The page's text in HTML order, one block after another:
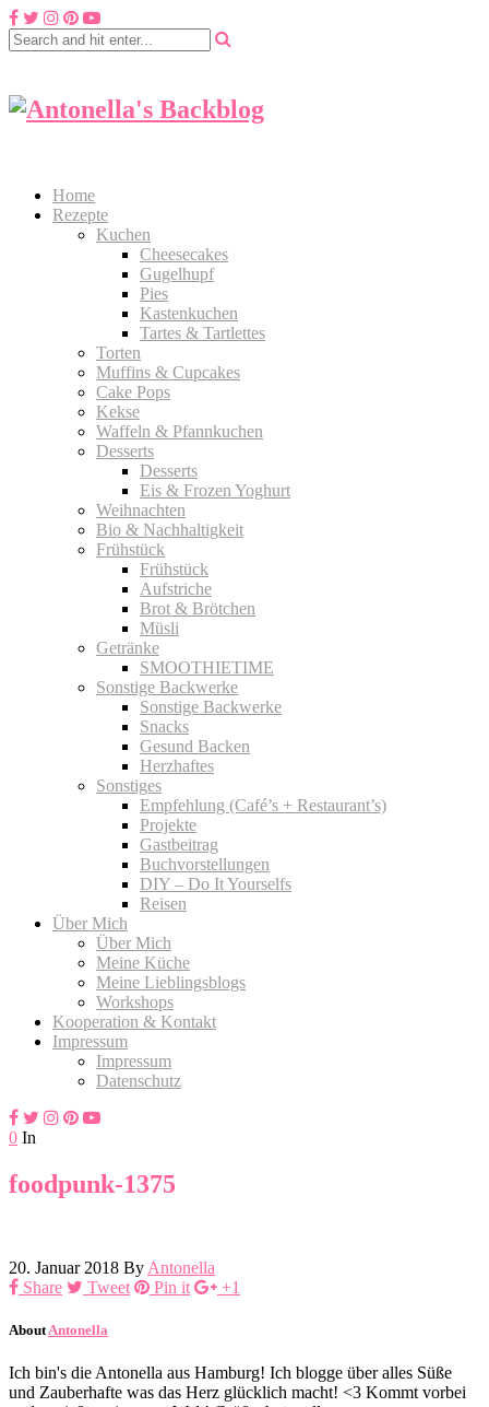
Home
Rezepte
Kuchen
Cheesecakes
Gugelhupf
Pies
Kastenkuchen
Tartes & Tartlettes
Torten
Muffins & Cupcakes
Cake Pops
Kekse
Waffeln & Pfannkuchen
Desserts
Desserts
Eis & Frozen Yoghurt
Weihnachten
Bio & Nachhaltigkeit
Frühstück
Frühstück
Aufstriche
Brot & Brötchen
Müsli
Getränke
SMOOTHIETIME
Sonstige Backwerke
Sonstige Backwerke
Snacks
Gesund Backen
Herzhaftes
Sonstiges
Empfehlung (Café’s + Restaurant’s)
Projekte
Gastbeitrag
Buchvorstellungen
DIY – Do It Yourselfs
Reisen
Über Mich
Über Mich
Meine Küche
Meine Lieblingsblogs
Workshops
Kooperation & Kontakt
Impressum
Impressum
Datenschutz
0 In
foodpunk-1375
20. Januar 2018 By Antonella
Share
Tweet Pin it +1
About Antonella
Ich bin's die Antonella aus Hamburg! Ich blogge über alles Süße
und Zauberhafte was das Herz glücklich macht! <3 Kommt vorbei